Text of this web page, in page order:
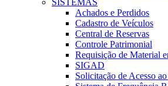
SISTEMAS
Achados e Perdidos
Cadastro de Veículos
Central de Reservas
Controle Patrimonial
Requisição de Material
SIGAD
Solicitação de Acesso